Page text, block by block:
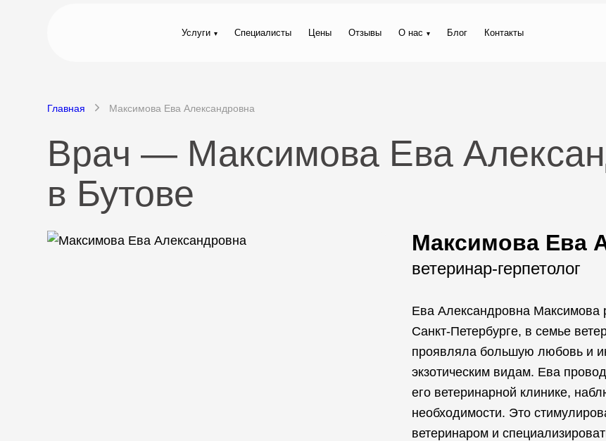
Услуги Специалисты Цены Отзывы О нас Блог Контакты
Главная Максимова Ева Александровна
Врач — Максимова Ева
в Бутове
Максимова Ева
ветеринар-герпетолог
Ева Александровна Максимова
Санкт-Петербурге, в семье
проявляла большую любовь и
экзотическим видам. Ева
его ветеринарной клинике,
необходимости. Это
ветеринаром и